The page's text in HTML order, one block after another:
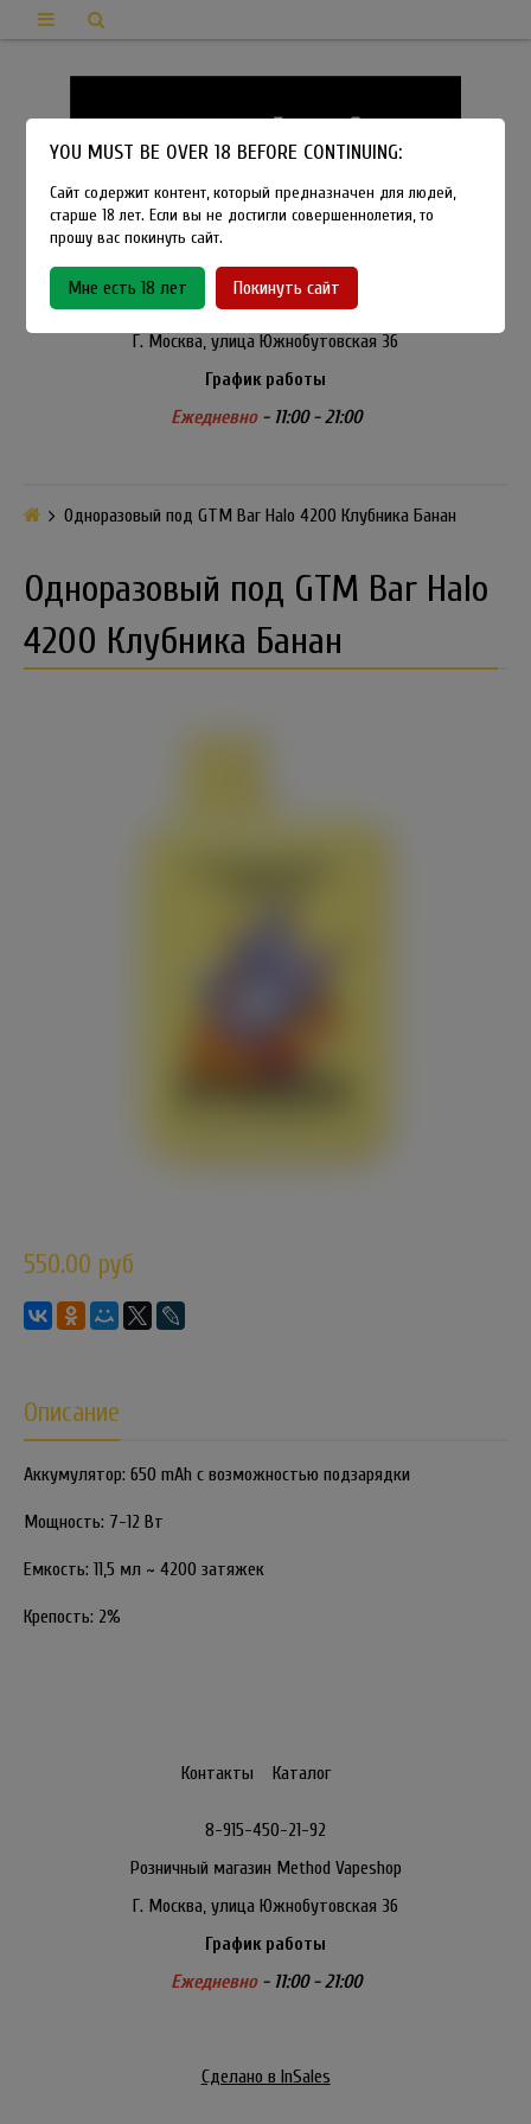
8-915-450-21-92
Розничный магазин Method Vapeshop
Г. Москва, улица Южнобутовская 36
График работы
Ежедневно- 11:00 - 21:00
Одноразовый под GTM Bar Halo 4200 Клубника Банан
Одноразовый под GTM Bar Halo
4200 Клубника Банан
550.00 руб
Описание
Аккумулятор: 650 mAh с возможностью подзарядки
Мощность: 7-12 Вт
Емкость: 11,5 мл ~ 4200 затяжек
Крепость: 2%
Контакты Каталог
8-915-450-21-92
Розничный магазин Method Vapeshop
Г. Москва, улица Южнобутовская 36
График работы
Ежедневно- 11:00 - 21:00
Сделано в InSales
YOU MUST BE OVER 18 BEFORE CONTINUING:
Сайт содержит контент, который предназначен для людей,
старше 18 лет. Если вы не достигли совершеннолетия, то
прошу вас покинуть сайт.
Мне есть 18 лет Покинуть сайт